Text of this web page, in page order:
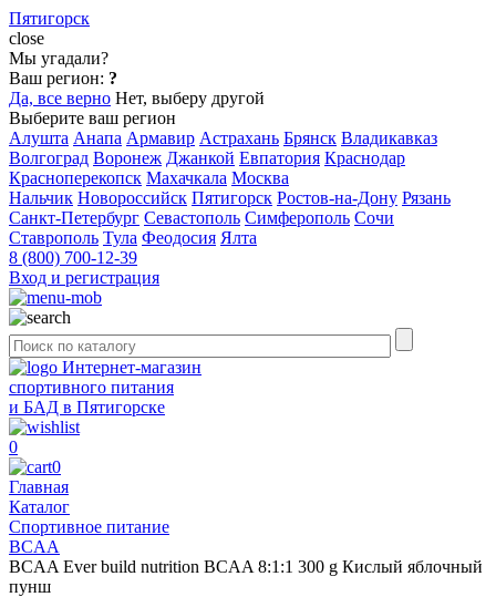
Пятигорск
close
Мы угадали?
Ваш регион: ?
Да, все верно Нет, выберу другой
Выберите ваш регион
Алушта Анапа Армавир Астрахань Брянск Владикавказ
Волгоград Воронеж Джанкой Евпатория Краснодар
Красноперекопск Махачкала Москва
Нальчик Новороссийск Пятигорск Ростов-на-Дону Рязань
Санкт-Петербург Севастополь Симферополь Сочи
Ставрополь Тула Феодосия Ялта
8 (800) 700-12-39
Вход и регистрация
Интернет-магазин
спортивного питания
и БАД в Пятигорске
0
0
Главная
Каталог
Спортивное питание
BCAA
BCAA Ever build nutrition BCAA 8:1:1 300 g Кислый яблочный
пунш